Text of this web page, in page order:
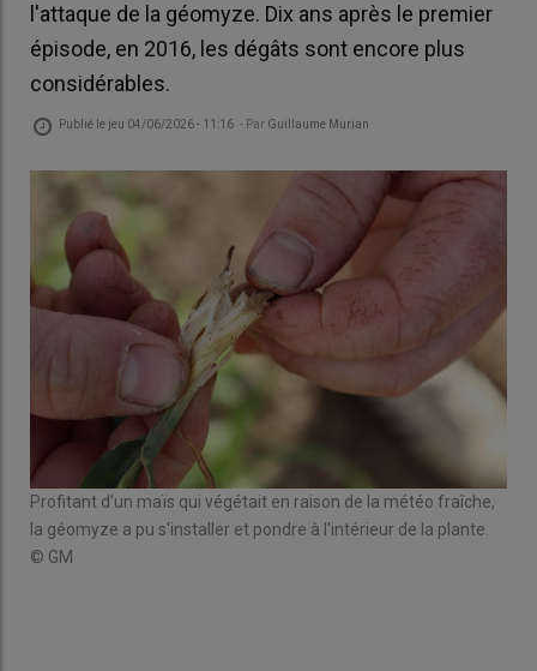
l'attaque de la géomyze. Dix ans après le premier
épisode, en 2016, les dégâts sont encore plus
considérables.
Publié le jeu 04/06/2026 - 11:16 - Par Guillaume Murian
Profitant d'un maïs qui végétait en raison de la météo fraîche,
la géomyze a pu s'installer et pondre à l'intérieur de la plante.
© GM